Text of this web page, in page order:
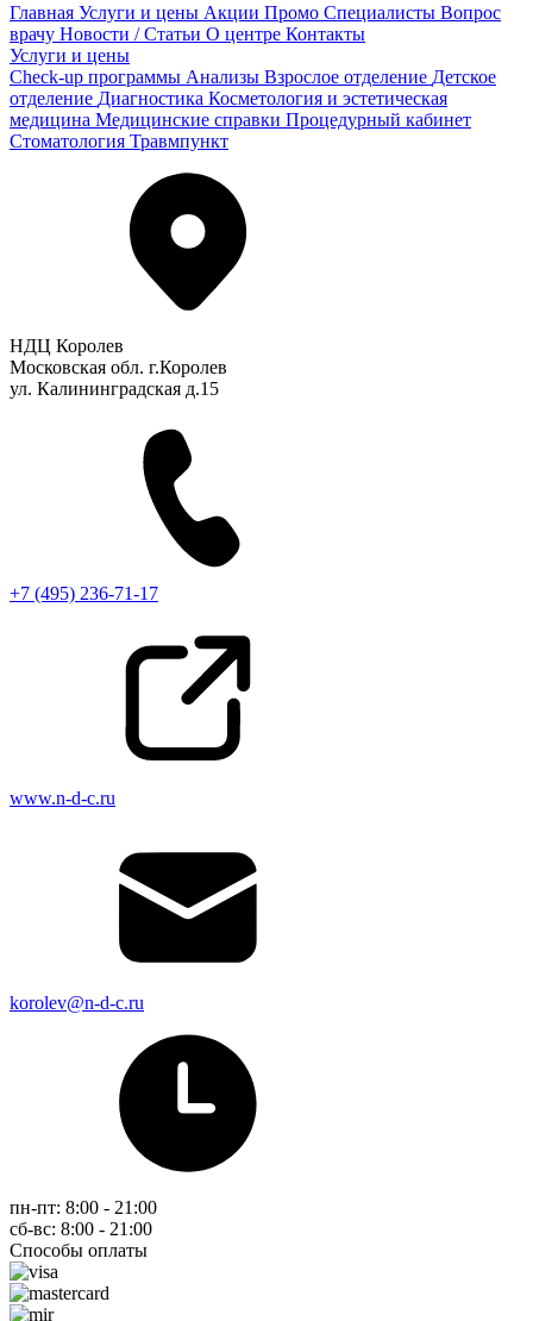
Главная Услуги и цены Акции Промо Специалисты Вопрос
врачу Новости / Статьи О центре Контакты
Услуги и цены
Check-up программы Анализы Взрослое отделение Детское
отделение Диагностика Косметология и эстетическая
медицина Медицинские справки Процедурный кабинет
Стоматология Травмпункт
НДЦ Королев
Московская обл. г.Королев
ул. Калининградская д.15
+7 (495) 236-71-17
www.n-d-c.ru
korolev@n-d-c.ru
пн-пт: 8:00 - 21:00
сб-вс: 8:00 - 21:00
Способы оплаты